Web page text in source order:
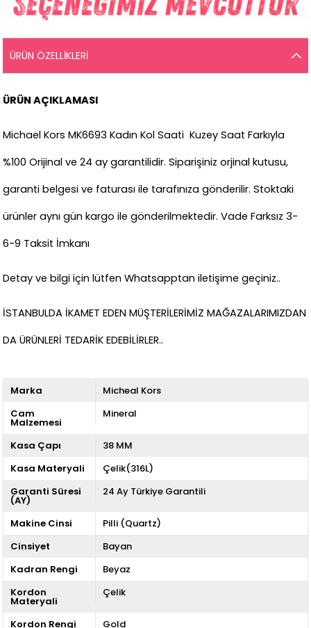
ÜRÜN ÖZELLIKLERI
ÜRÜN AÇIKLAMASI
Michael Kors MK6693 Kadın Kol Saati Kuzey Saat Farkıyla
%100 Orijinal ve 24 ay garantilidir. Siparişiniz orjinal kutusu,
garanti belgesi ve faturası ile tarafınıza gönderilir. Stoktaki
ürünler aynı gün kargo ile gönderilmektedir. Vade Farksız 3-
6-9 Taksit İmkanı
Detay ve bilgi için lütfen Whatsapptan iletişime geçiniz..
İSTANBULDA İKAMET EDEN MÜŞTERİLERİMİZ MAĞAZALARIMIZDAN
DA ÜRÜNLERİ TEDARİK EDEBİLİRLER..
Marka
Micheal Kors
Cam
Malzemesi
Mineral
Kasa Çapı
38 MM
Kasa Materyali
Çelik(316L)
Garanti Süresi
(AY)
24 Ay Türkiye Garantili
Makine Cinsi
Pilli (Quartz)
Cinsiyet
Bayan
Kadran Rengi
Beyaz
Kordon
Materyali
Çelik
Kordon Rengi Gold